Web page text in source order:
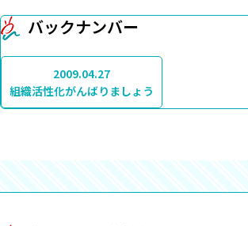
バックナンバー
2009.04.27
組織活性化がんばりましょう